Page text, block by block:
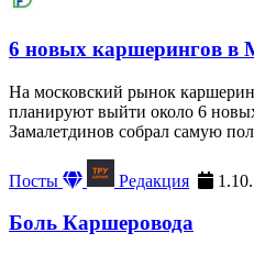
6 новых каршерингов в
На московский рынок
планируют выйти около 6
Замалетдинов собрал самую
Посты Редакция
Боль Каршеровода